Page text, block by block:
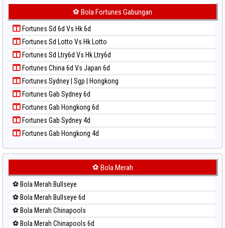
Paito Warna Sydney Lotto
Paito Warna Sydney Pools 6d
Paito Warna Taipei
Paito Warna Taiwan
Paito Harian Korea
Paito Harian Kuda Lari
Paito Harian Magnum Cambodia
Paito Harian Nagoya
Paito Harian New York Midday
Paito Harian North Carolina Day
Paito Harian Pcso
Paito Harian Pennsylvania Day
Paito Harian Sao Paulo
Paito Harian Singapore
Paito Harian Sydney
Paito Harian Sydney Lottery
Paito Harian Sydney Lottery 6d
Paito Harian Sydney Lotto
Paito Harian Sydney Pools 6d
Paito Harian Taipei
Paito Harian Taiwan
⚽ Bola Fortunes Gabungan
Fortunes Sd 6d Vs Hk 6d
Fortunes Sd Lotto Vs Hk Lotto
Fortunes Sd Ltry6d Vs Hk Ltry6d
Fortunes China 6d Vs Japan 6d
Fortunes Sydney | Sgp | Hongkong
Fortunes Gab Sydney 6d
Fortunes Gab Hongkong 6d
Fortunes Gab Sydney 4d
Fortunes Gab Hongkong 4d
⚽ Bola Merah
⚽ Bola Merah Bullseye
⚽ Bola Merah Bullseye 6d
⚽ Bola Merah Chinapools
⚽ Bola Merah Chinapools 6d